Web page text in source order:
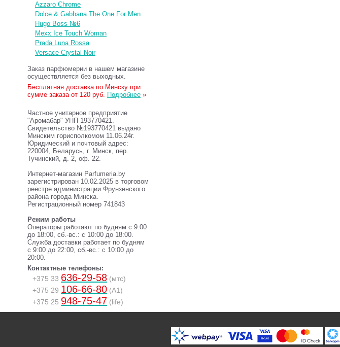
Azzaro Chrome
Dolce & Gabbana The One For Men
Hugo Boss №6
Mexx Ice Touch Woman
Prada Luna Rossa
Versace Crystal Noir
Заказ парфюмерии в нашем магазине
осуществляется без выходных.
Бесплатная доставка по Минску при
сумме заказа от 120 руб. Подробнее »
Частное унитарное предприятие
"Аромабар" УНП 193770421.
Свидетельство №193770421 выдано
Минским горисполкомом 11.06.24г.
Юридический и почтовый адрес:
220004, Беларусь, г. Минск, пер.
Тучинский, д. 2, оф. 22.
Интернет-магазин Parfumeria.by
зарегистрирован 10.02.2025 в торговом
реестре администрации Фрунзенского
района города Минска.
Регистрационный номер 741843
Режим работы
Операторы работают по будням с 9:00
до 18:00, сб.-вс.: с 10:00 до 18:00.
Служба доставки работает по будням
с 9:00 до 22:00, сб.-вс.: с 10:00 до
20:00.
Контактные телефоны:
+375 33 636-29-58 (мтс)
+375 29 106-66-80 (A1)
+375 25 948-75-47 (life)